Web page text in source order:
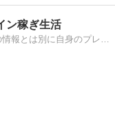
ン稼ぎ生活